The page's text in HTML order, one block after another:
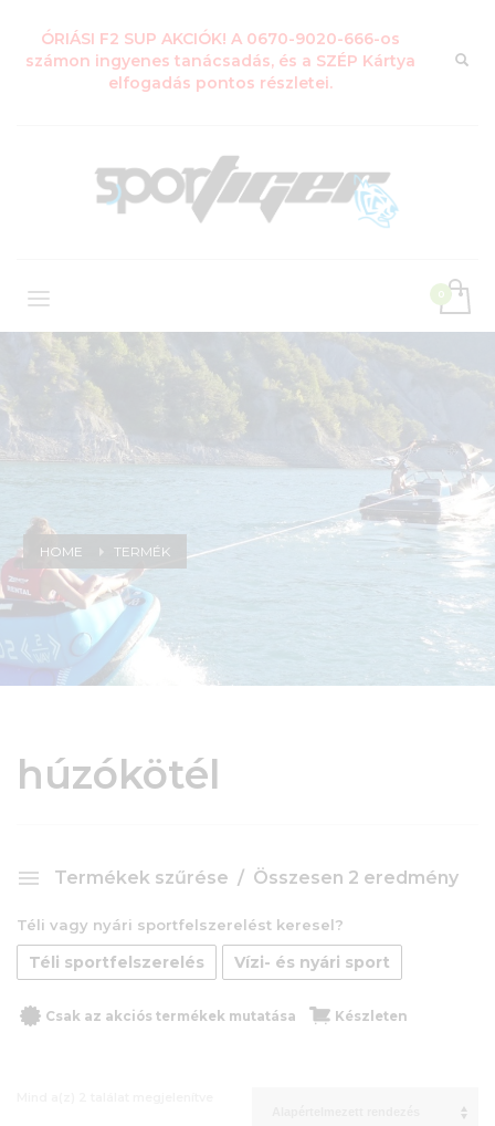
ÓRIÁSI F2 SUP AKCIÓK! A 0670-9020-666-os
számon ingyenes tanácsadás, és a SZÉP Kártya
elfogadás pontos részletei.
HOME TERMÉK
húzókötél
Termékek szűrése Összesen 2 eredmény
Téli vagy nyári sportfelszerelést keresel?
Téli sportfelszerelés Vízi- és nyári sport
Csak az akciós termékek mutatása Készleten